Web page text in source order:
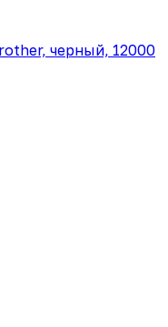
черный, 12000